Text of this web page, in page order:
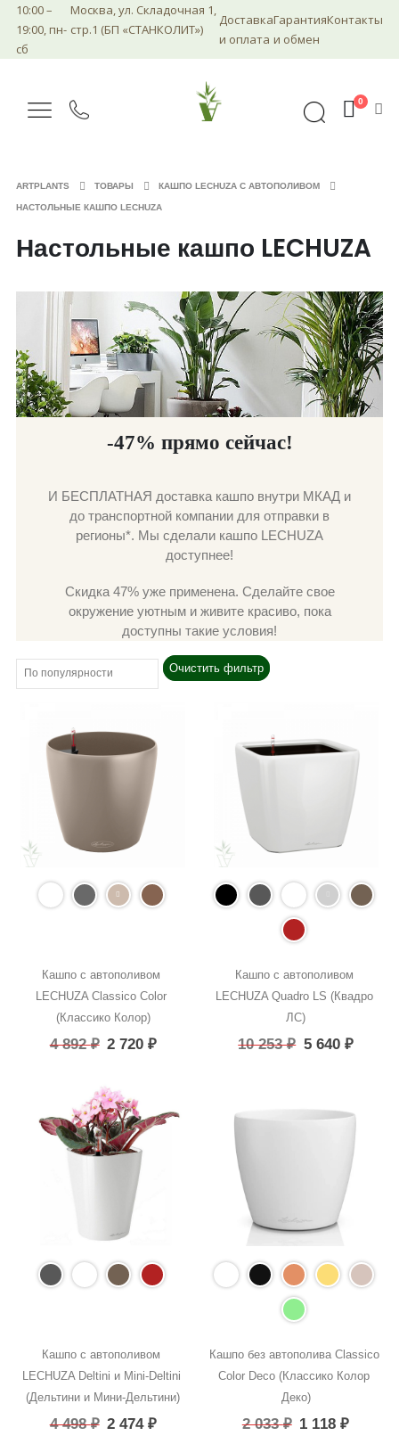
10:00 –
19:00, пн-
сб
Москва, ул. Складочная 1,
стр.1 (БП «СТАНКОЛИТ»)
Доставка
и оплата
Гарантия
и обмен
Контакты
0
ARTPLANTS ТОВАРЫ КАШПО LECHUZA С АВТОПОЛИВОМ
НАСТОЛЬНЫЕ КАШПО LECHUZA
Настольные кашпо LECHUZA
-47% прямо сейчас!
И БЕСПЛАТНАЯ доставка кашпо внутри МКАД и
до транспортной компании для отправки в
регионы*. Мы сделали кашпо LECHUZA
доступнее!
Скидка 47% уже применена. Сделайте свое
окружение уютным и живите красиво, пока
доступны такие условия!
Очистить фильтр
Кашпо с автополивом
LECHUZA Classico Color
(Классико Колор)
4 892₽ 2 720₽
Кашпо с автополивом
LECHUZA Quadro LS (Квадро
ЛС)
10 253₽ 5 640 ₽
Кашпо с автополивом
LECHUZA Deltini и Mini-Deltini
(Дельтини и Мини-Дельтини)
4 498₽ 2 474₽
Кашпо без автополива Classico
Color Deco (Классико Колор
Деко)
2 033₽ 1 118₽